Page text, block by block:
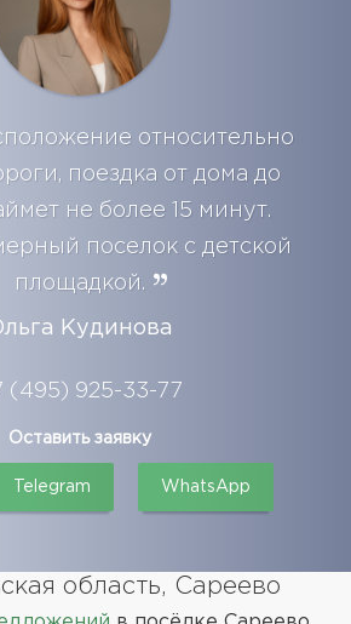
относительно
поездка от дома до
не более 15 минут.
поселок с детской
площадкой.
Кудинова
(495) 925-33-77
Оставить заявку
Telegram WhatsApp
область, Сареево